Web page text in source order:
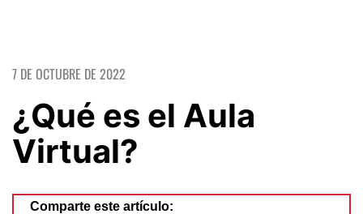
7 DE OCTUBRE DE 2022
¿Qué es el Aula
Virtual?
Comparte este artículo: